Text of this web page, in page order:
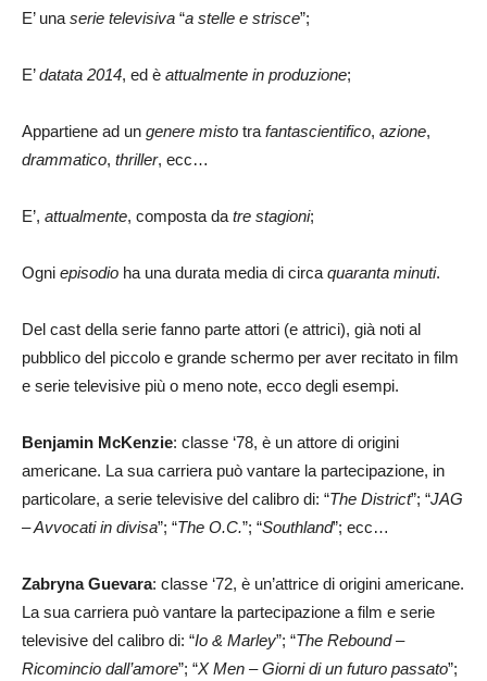
E’ unaserie televisiva “a stelle e strisce”;
E’datata 2014, ed è attualmente in produzione;
Appartiene ad un genere misto trafantascientifico, azione,
drammatico, thriller, ecc…
E’, attualmente, composta datre stagioni;
Ogni episodio ha una durata media di circaquaranta minuti.
Del cast della serie fanno parte attori (e attrici), già noti al
pubblico del piccolo e grande schermo per aver recitato in film
e serie televisive più o meno note, ecco degli esempi.
Benjamin McKenzie: classe ‘78, è un attore di origini
americane. La sua carriera può vantare la partecipazione, in
particolare, a serie televisive del calibro di: “The District”; “JAG
– Avvocati in divisa”; “The O.C.”; “Southland”; ecc…
Zabryna Guevara: classe ‘72, è un’attrice di origini americane.
La sua carriera può vantare la partecipazione a film e serie
televisive del calibro di: “Io & Marley”; “The Rebound –
Ricomincio dall’amore”; “X Men – Giorni di un futuro passato”;